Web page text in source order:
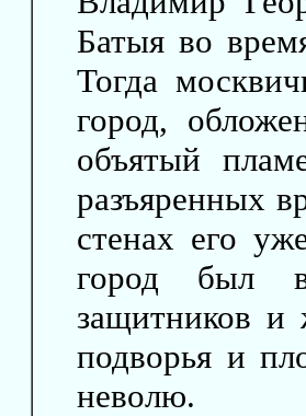
Батыя во
Тогда
город,
объятый
разъяренных
стенах его
город был
защитников и
подворья и
неволю.